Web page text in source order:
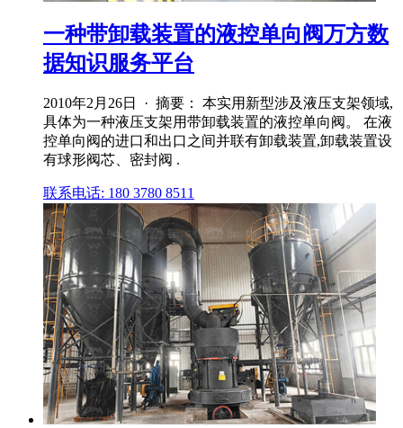
一种带卸载装置的液控单向阀万方数
据知识服务平台
2010年2月26日 · 摘要： 本实用新型涉及液压支架领域,
具体为一种液压支架用带卸载装置的液控单向阀。 在液
控单向阀的进口和出口之间并联有卸载装置,卸载装置设
有球形阀芯、密封阀 .
联系电话: 180 3780 8511